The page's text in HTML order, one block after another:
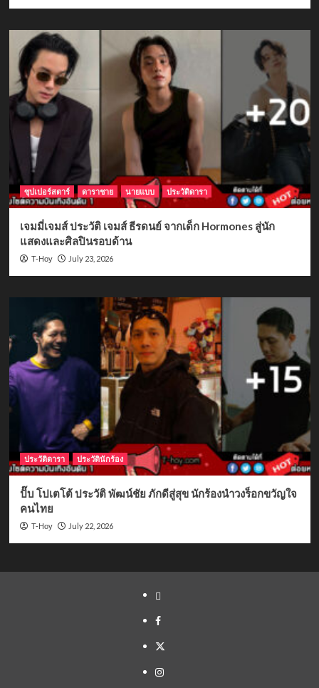
ซุปเปอร์สตาร์ ดาราชาย นายแบบ ประวัติดารา
เจมมี่เจมส์ ประวัติ เจมส์ ธีรดนย์ จากเด็ก Hormones สู่นัก
แสดงและศิลปินรอบด้าน
T-Hoy July 23, 2026
ประวัติดารา ประวัตินักร้อง
ปั๊บ โปเตโต้ ประวัติ พัฒน์ชัย ภักดีสู่สุข นักร้องนำวงร็อกขวัญใจ
คนไทย
T-Hoy July 22, 2026
Yelp
Facebook
Twitter
Instagram